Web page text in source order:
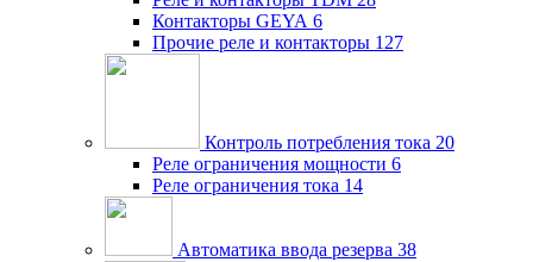
Контакторы GEYA 6
Прочие реле и контакторы 127
Контроль потребления тока 20
Реле ограничения мощности 6
Реле ограничения тока 14
Автоматика ввода резерва 38